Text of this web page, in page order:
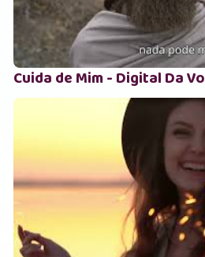
Cuida de Mim - Digital Da